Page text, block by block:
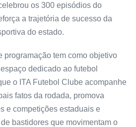
os 300 episódios do
a trajetória de sucesso da
do estado.
programação tem como objetivo
dedicado ao futebol
o ITA Futebol Clube acompanhe
fatos da rodada, promova
e competições estaduais e
bastidores que movimentam o